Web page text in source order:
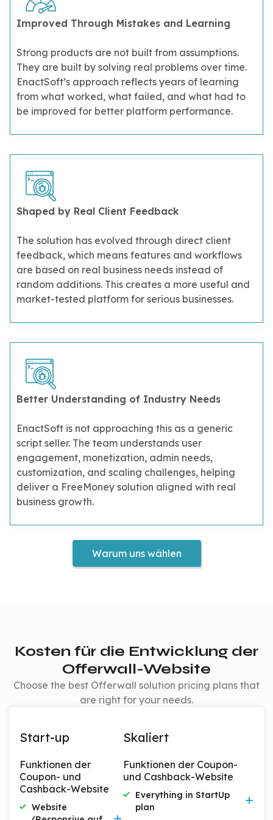
Improved Through Mistakes and Learning
Strong products are not built from assumptions.
They are built by solving real problems over time.
EnactSoft’s approach reflects years of learning
from what worked, what failed, and what had to
be improved for better platform performance.
Shaped by Real Client Feedback
The solution has evolved through direct client
feedback, which means features and workflows
are based on real business needs instead of
random additions. This creates a more useful and
market-tested platform for serious businesses.
Better Understanding of Industry Needs
EnactSoft is not approaching this as a generic
script seller. The team understands user
engagement, monetization, admin needs,
customization, and scaling challenges, helping
deliver a FreeMoney solution aligned with real
business growth.
Warum uns wählen
Kosten für die Entwicklung der
Offerwall-Website
Choose the best Offerwall solution pricing plans that
are right for your needs.
Start-up Skaliert
Funktionen der
Coupon- und
Cashback-Website
Website
Funktionen der Coupon-
und Cashback-Website
Everything in StartUp
plan
Includes everything from